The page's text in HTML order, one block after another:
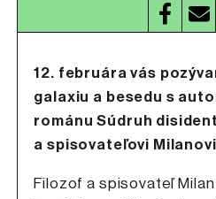
12. februára vás
galaxiu a besedu s
románu Súdruh
a spisovateľovi
Filozof a spisovateľ